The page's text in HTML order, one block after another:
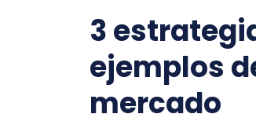
3
ejemplos
mercado